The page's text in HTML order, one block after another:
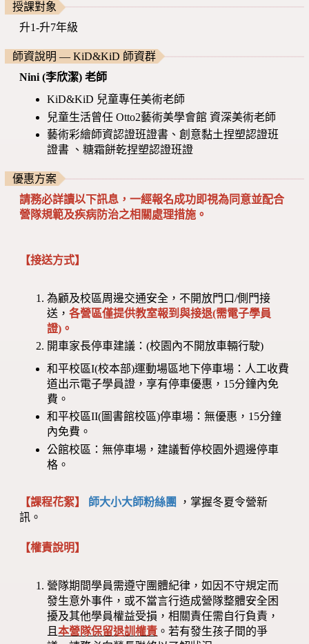
授課對象
升1-升7年級
師資說明 — KiD&KiD 師資群
Nini (李欣潔) 老師
KiD&KiD 兒童專任美術老師
兒童生活曾任 Otto2藝術美學會館 資深美術老師
藝術彩繪師資認證班證書、創意黏土捏塑認證班
證書 、糖霜餅乾捏塑認證班證
優惠方案
請務必詳讀以下訊息，一經報名成功即視為同意並配合
營隊規範及疾病防治之相關處理措施。
【接送方式】
為顧及校區周邊交通安全，不開放門口/側門接
送，各營區僅提供教室報到與接退(需電子學員
證)。
開車家長停車建議：(校園內不開放車輛行駛)
和平校區I(校本部)運動場區地下停車場：人工收費
道出示電子學員證，享有停車優惠，15分鐘內免
費。
和平校區II(圖書館校區)停車場：無優惠，15分鐘
內免費。
公館校區：無停車場，建議暫停校園外週邊停車
格。
【課程花絮】 師大小大師粉絲團
，掌握冬夏令營新
訊。
【權責說明】
營隊期間學員需遵守團體紀律，如因不守規定而
發生意外事件，或不當言行造成營隊整體安全困
擾及其他學員權益受損，相關責任需自行負責，
且本營隊保留退訓權責 。若有發生孩子間的爭